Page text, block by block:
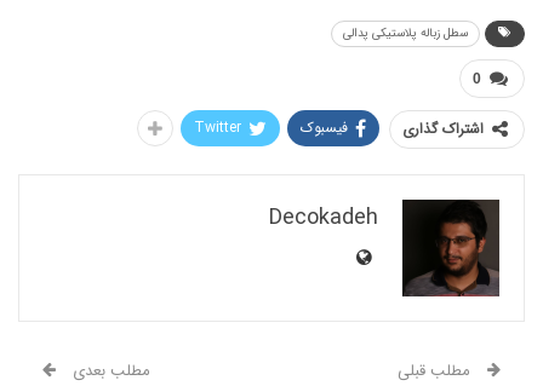
زباله پلاستیکی پدالی
گذاری فیسبوک Twitter
Decokadeh
قبلی مطلب بعدی